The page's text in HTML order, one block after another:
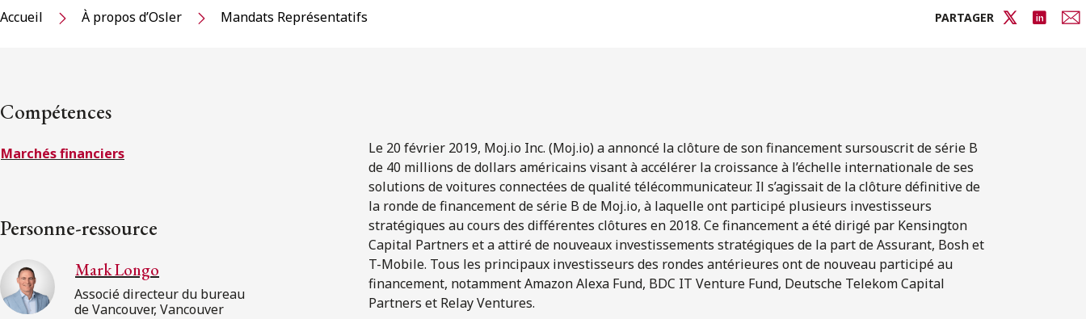
Accueil À propos d’Osler Mandats Représentatifs PARTAGER
Compétences
Marchés financiers
Personne-ressource
Mark Longo
Associé directeur du bureau
de Vancouver, Vancouver
Le 20 février 2019, Moj.io Inc. (Moj.io) a annoncé la clôture de son financement sursouscrit de série B
de 40 millions de dollars américains visant à accélérer la croissance à l’échelle internationale de ses
solutions de voitures connectées de qualité télécommunicateur. Il s’agissait de la clôture définitive de
la ronde de financement de série B de Moj.io, à laquelle ont participé plusieurs investisseurs
stratégiques au cours des différentes clôtures en 2018. Ce financement a été dirigé par Kensington
Capital Partners et a attiré de nouveaux investissements stratégiques de la part de Assurant, Bosh et
T-Mobile. Tous les principaux investisseurs des rondes antérieures ont de nouveau participé au
financement, notamment Amazon Alexa Fund, BDC IT Venture Fund, Deutsche Telekom Capital
Partners et Relay Ventures.